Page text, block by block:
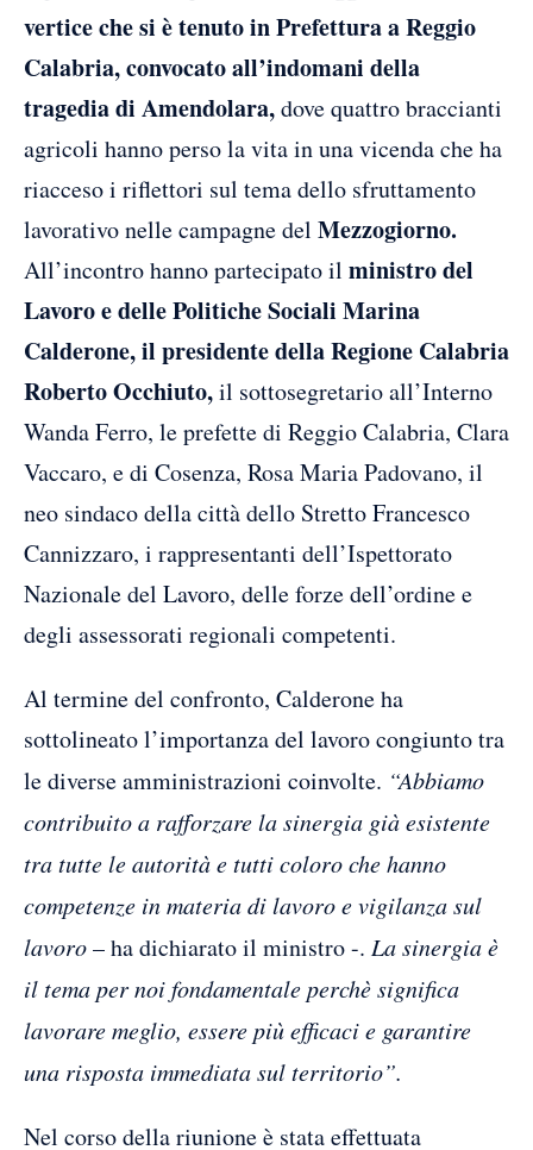
vertice che si è tenuto in Prefettura a Reggio
Calabria, convocato all’indomani della
tragedia di Amendolara,dove quattro braccianti
agricoli hanno perso la vita in una vicenda che ha
riacceso i riflettori sul tema dello sfruttamento
lavorativo nelle campagne del Mezzogiorno.
All’incontro hanno partecipato il ministro del
Lavoro e delle Politiche Sociali Marina
Calderone, il presidente della Regione Calabria
Roberto Occhiuto,il sottosegretario all’Interno
Wanda Ferro, le prefette di Reggio Calabria, Clara
Vaccaro, e di Cosenza, Rosa Maria Padovano, il
neo sindaco della città dello Stretto Francesco
Cannizzaro, i rappresentanti dell’Ispettorato
Nazionale del Lavoro, delle forze dell’ordine e
degli assessorati regionali competenti.
Al termine del confronto, Calderone ha
sottolineato l’importanza del lavoro congiunto tra
le diverse amministrazioni coinvolte. “Abbiamo
contribuito a rafforzare la sinergia già esistente
tra tutte le autorità e tutti coloro che hanno
competenze in materia di lavoro e vigilanza sul
lavoro– ha dichiarato il ministro -. La sinergia è
il tema per noi fondamentale perchè significa
lavorare meglio, essere più efficaci e garantire
una risposta immediata sul territorio”.
Nel corso della riunione è stata effettuata